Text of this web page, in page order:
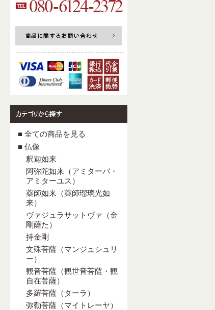
■ 全ての商品を見る
■ 仏像
釈迦如来
阿弥陀如来（アミターバ・
アミターユス）
薬師如来（薬師瑠璃光如
来）
ヴァジュラサットヴァ（金
剛薩た）
持金剛
文殊菩薩（マンジュシュリ
ー）
観音菩薩（観世音菩薩・観
自在菩薩）
多羅菩薩（ターラ）
弥勒菩薩（マイトレーヤ）